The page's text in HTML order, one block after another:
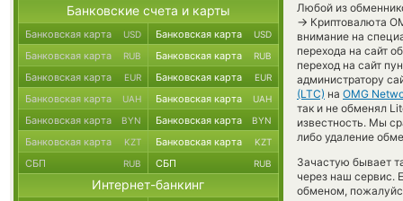
Любой из
→ Криптовалюта
внимание на
перехода на сайт
переход на сайт
администратору
(LTC) на OMG
так и не обменял
известность. Мы
либо удаление
Зачастую бывает
через наш сервис.
обменом,
Банковские счета и карты
Банковская карта USD Банковская карта USD
Банковская карта RUB Банковская карта RUB
Банковская карта EUR Банковская карта EUR
Банковская карта UAH Банковская карта UAH
Банковская карта BYN Банковская карта BYN
Банковская карта KZT Банковская карта KZT
СБП RUB СБП RUB
Интернет-банкинг